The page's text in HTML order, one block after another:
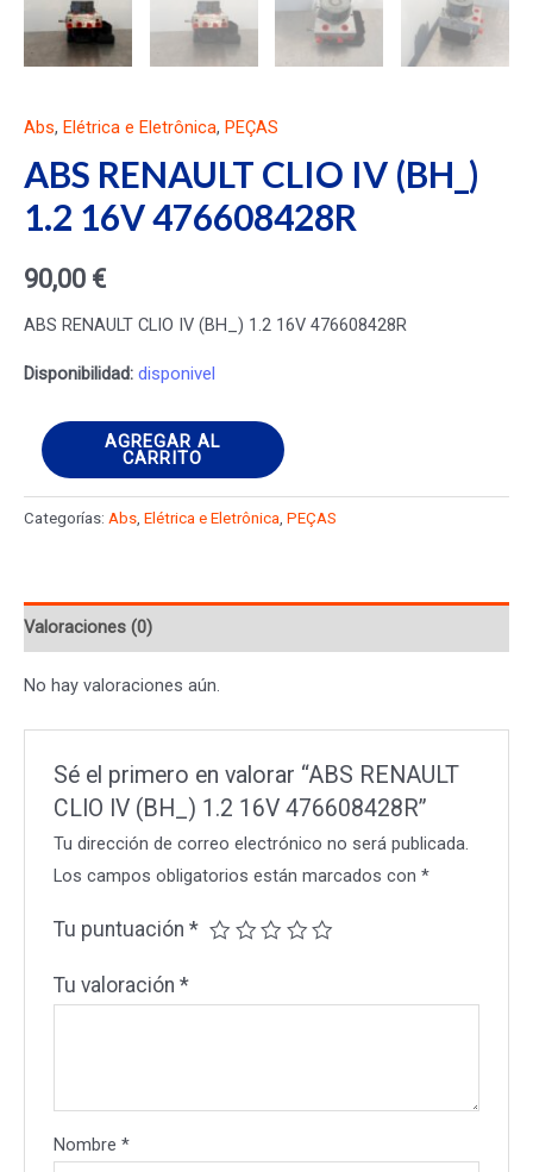
Abs, Elétrica e Eletrônica, PEÇAS
ABS RENAULT CLIO IV (BH_)
1.2 16V 476608428R
90,00 €
ABS RENAULT CLIO IV (BH_) 1.2 16V 476608428R
Disponibilidad: disponivel
ABS
RENAULT
CLIO
16V
cantidad
AGREGAR AL
CARRITO
Categorías: Abs, Elétrica e Eletrônica, PEÇAS
Valoraciones (0)
No hay valoraciones aún.
Sé el primero en valorar “ABS RENAULT
CLIO IV (BH_) 1.2 16V 476608428R”
Tu dirección de correo electrónico no será publicada.
Los campos obligatorios están marcados con*
Tu puntuación*
Tu valoración*
Nombre*